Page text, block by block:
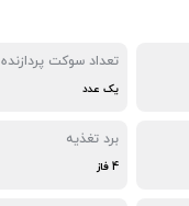
تعداد سوکت پردازنده
یک عدد
برد تغذیه
4 فاز